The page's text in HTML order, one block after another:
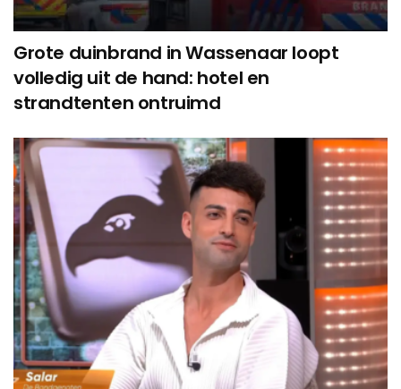
Grote duinbrand in Wassenaar loopt
volledig uit de hand: hotel en
strandtenten ontruimd